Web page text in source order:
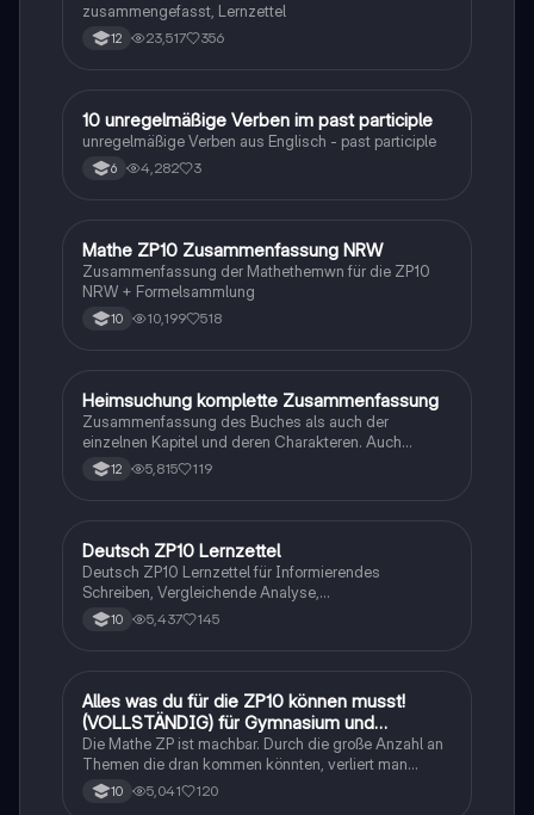
zusammengefasst, Lernzettel
12 23,517 356
1 Englisch
10 unregelmäßige Verben im past participle
unregelmäßige Verben aus Englisch - past participle
6 4,282 3
Mathe
Mathe ZP10 Zusammenfassung NRW
Zusammenfassung der Mathethemwn für die ZP10
NRW + Formelsammlung
10 10,199 518
Deutsch
Heimsuchung komplette Zusammenfassung
Zusammenfassung des Buches als auch der
einzelnen Kapitel und deren Charakteren. Auch
tabellarisch. Im Unterricht ohne KI erstellt
12 5,815 119
Deutsch
Deutsch ZP10 Lernzettel
Deutsch ZP10 Lernzettel für Informierendes
Schreiben, Vergleichende Analyse,
Sachtexte/Roman/Gedicht..
10 5,437 145
Mathe
Alles was du für die ZP10 können musst!
(VOLLSTÄNDIG) für Gymnasium und
Realschule
Die Mathe ZP ist machbar. Durch die große Anzahl an
Themen die dran kommen könnten, verliert man
schnell den Überblick. Also habe ich von den kleinsten
Themen bis hin zu den größten alles
10 5,041 120